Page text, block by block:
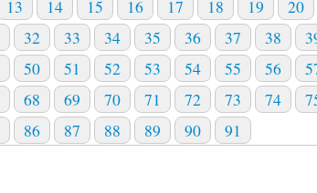
13 14 15 16 17 18 19
20
32 33 34 35 36 37 38
50 51 52 53 54 55 56
68 69 70 71 72 73 74
86 87 88 89 90 91